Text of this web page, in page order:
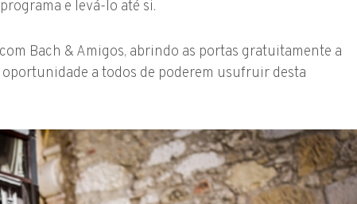
e levá-lo até si.
Bach & Amigos, abrindo as portas gratuitamente a
a todos de poderem usufruir desta